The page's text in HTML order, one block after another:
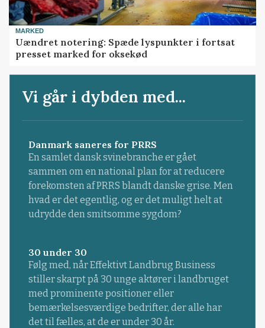
MARKED
Uændret notering: Spæde lyspunkter i fortsat
presset marked for oksekød
Vi går i dybden med...
Danmark saneres for PRRS
En samlet dansk svinebranche er gået
sammen om en national plan for at reducere
forekomsten af PRRS blandt danske grise. Men
hvad er det egentlig, og er det muligt helt at
udrydde den smitsomme sygdom?
30 under 30
Følg med, når Effektivt Landbrug Business
stiller skarpt på 30 unge aktører i landbruget
med prominente positioner eller
bemærkelsesværdige bedrifter, der alle har
det til fælles, at de er under 30 år.